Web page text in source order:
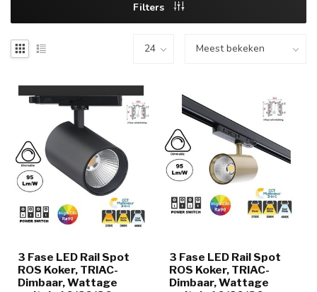
Filters
3 Fase LED Rail Spot
ROS Koker, TRIAC-
Dimbaar, Wattage
3 Fase LED Rail Spot
ROS Koker, TRIAC-
Dimbaar, Wattage